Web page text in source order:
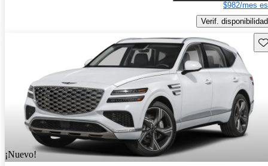
$982/mes
Verif. disponibilidad
¡Nuevo!